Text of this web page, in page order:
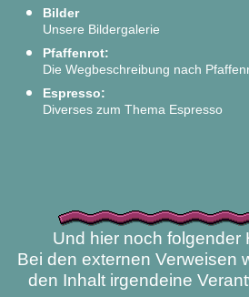
Bilder
Unsere Bildergalerie
Pfaffenrot:
Die Wegbeschreibung nach
Espresso:
Diverses zum Thema Espresso
Und hier noch folgender
Bei den externen Verweisen
den Inhalt irgendeine